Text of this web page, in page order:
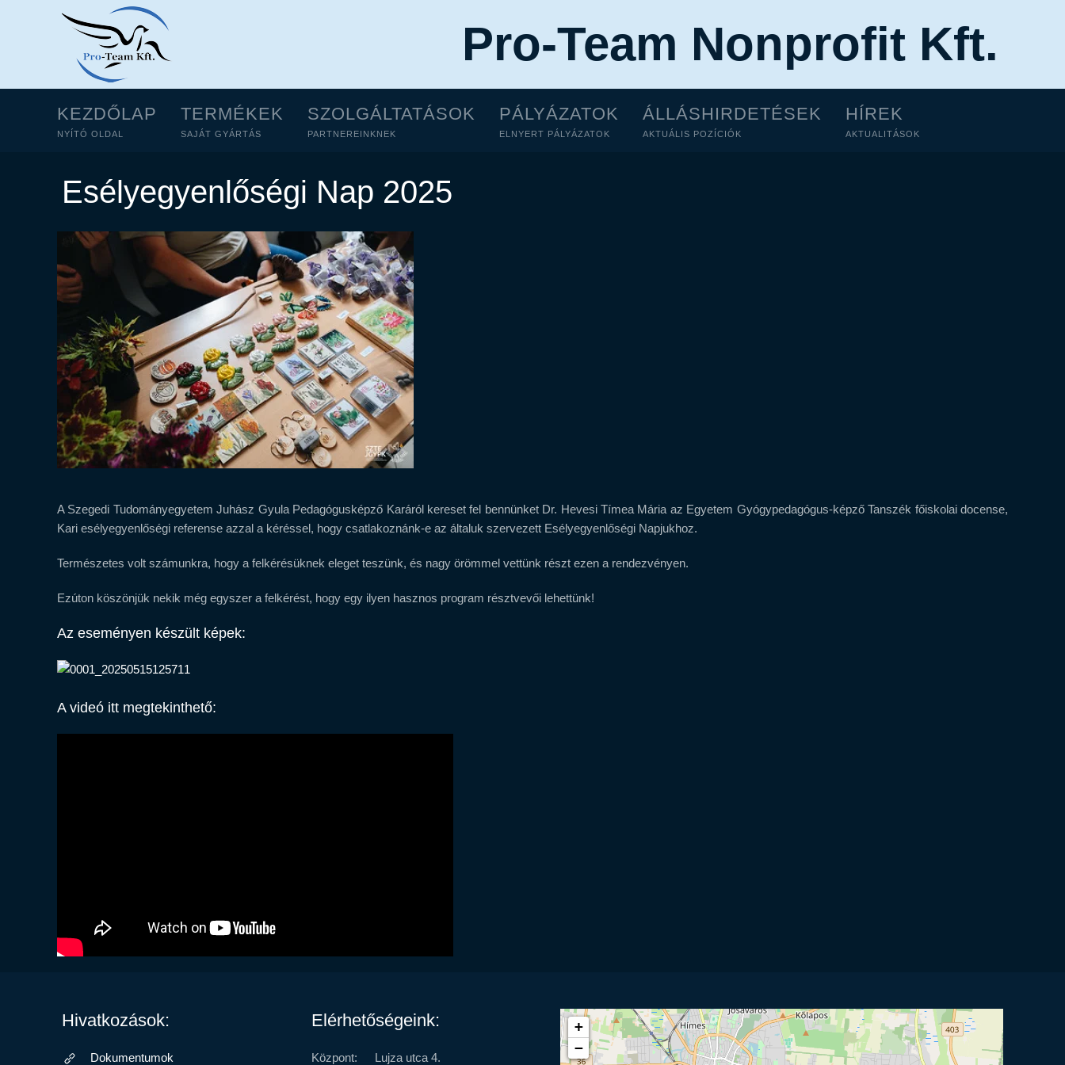
Pro-Team Nonprofit Kft.
KEZDŐLAP
NYÍTÓ OLDAL
TERMÉKEK
SAJÁT GYÁRTÁS
SZOLGÁLTATÁSOK
PARTNEREINKNEK
PÁLYÁZATOK
ELNYERT PÁLYÁZATOK
ÁLLÁSHIRDETÉSEK
AKTUÁLIS POZÍCIÓK
HÍREK
AKTUALITÁSOK
Esélyegyenlőségi Nap 2025
A Szegedi Tudományegyetem Juhász Gyula Pedagógusképző Karáról kereset fel bennünket Dr. Hevesi Tímea Mária az Egyetem Gyógypedagógus-képző Tanszék főiskolai docense,
Kari esélyegyenlőségi referense azzal a kéréssel, hogy csatlakoznánk-e az általuk szervezett Esélyegyenlőségi Napjukhoz.
Természetes volt számunkra, hogy a felkérésüknek eleget teszünk, és nagy örömmel vettünk részt ezen a rendezvényen.
Ezúton köszönjük nekik még egyszer a felkérést, hogy egy ilyen hasznos program résztvevői lehettünk!
Az eseményen készült képek:
A videó itt megtekinthető:
Hivatkozások:
Dokumentumok
Elérhetőségeink:
Központ: Lujza utca 4.
+
−